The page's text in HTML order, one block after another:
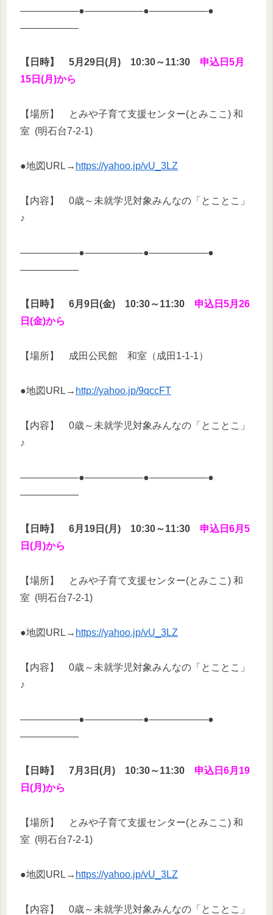
——————●——————●——————●
——————
【日時】 5月29日(月) 10:30～11:30 申込日5月
15日(月)から
【場所】 とみや子育て支援センター(とみここ) 和
室 (明石台7-2-1)
●地図URL→ https://yahoo.jp/vU_3LZ
【内容】 0歳～未就学児対象みんなの「とことこ」
♪
——————●——————●——————●
——————
【日時】 6月9日(金) 10:30～11:30 申込日5月26
日(金)から
【場所】 成田公民館 和室（成田1-1-1）
●地図URL→ http://yahoo.jp/9qccFT
【内容】 0歳～未就学児対象みんなの「とことこ」
♪
——————●——————●——————●
——————
【日時】 6月19日(月) 10:30～11:30 申込日6月5
日(月)から
【場所】 とみや子育て支援センター(とみここ) 和
室 (明石台7-2-1)
●地図URL→ https://yahoo.jp/vU_3LZ
【内容】 0歳～未就学児対象みんなの「とことこ」
♪
——————●——————●——————●
——————
【日時】 7月3日(月) 10:30～11:30 申込日6月19
日(月)から
【場所】 とみや子育て支援センター(とみここ) 和
室 (明石台7-2-1)
●地図URL→ https://yahoo.jp/vU_3LZ
【内容】 0歳～未就学児対象みんなの「とことこ」